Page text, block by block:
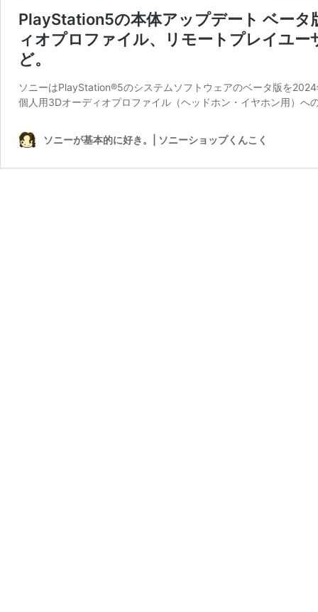
PlayStation5の本体アップデート ベー
ィオプロファイル、リモートプレイユ
ど。
ソニーはPlayStation®5のシステムソフトウェアのベータ版を
個人用3Dオーディオプロファイル（ヘッドホン・イヤホン用）
ソニーが基本的に好き。| ソニーショップくんこく